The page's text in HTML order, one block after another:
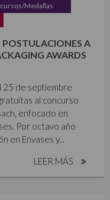
Medallas
POSTULACIONES A
AWARDS
25 de septiembre
al concurso
enfocado en
Por octavo año
en Envases y...
LEER MÁS